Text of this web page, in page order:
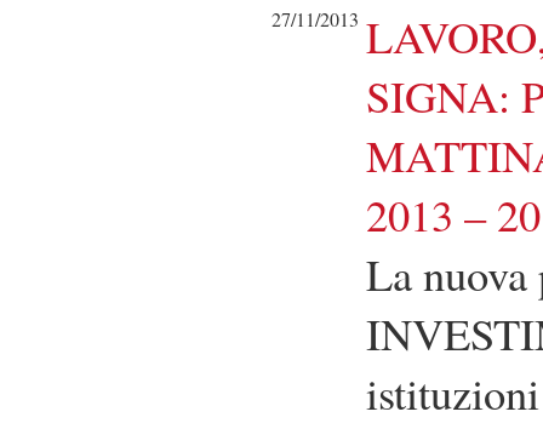
27/11/2013
SIGNA:
2013 –
La